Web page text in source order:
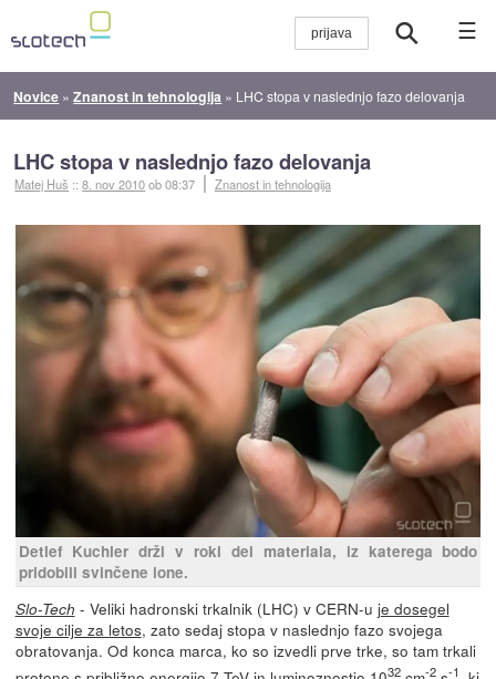
☰
Novice »Znanost in tehnologija » LHC stopa v naslednjo fazo delovanja
LHC stopa v naslednjo fazo delovanja
Matej Huš ::8. nov 2010ob 08:37 Znanost in tehnologija
Detlef Kuchler drži v roki del materiala, iz katerega bodo
pridobili svinčene ione.
Slo-Tech - Veliki hadronski trkalnik (LHC) v CERN-u je dosegel
svoje cilje za letos, zato sedaj stopa v naslednjo fazo svojega
obratovanja. Od konca marca, ko so izvedli prve trke, so tam trkali
32 -2 -1